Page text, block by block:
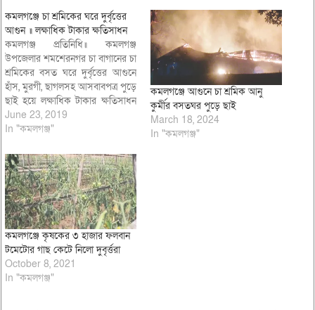
কমলগঞ্জে চা শ্রমিকের ঘরে দুর্বৃত্তের
আগুন ॥ লক্ষাধিক টাকার ক্ষতিসাধন
কমলগঞ্জ প্রতিনিধি॥ কমলগঞ্জ
উপজেলার শমশেরনগর চা বাগানের চা
শ্রমিকের বসত ঘরে দুর্বৃত্তের আগুনে
হাঁস, মুরগী, ছাগলসহ আসবাবপত্র পুড়ে
ছাই হয়ে লক্ষাধিক টাকার ক্ষতিসাধন
হয়েছে। শমশেরনগর চা বাগানের
লোকমান মিয়ার বসত ঘরে শনিবার
লোকমান মিয়া অভিযোগ করে বলেন,
মাটির দেওয়াল টিন শেডের ঘরে
তার…
June 23, 2019
In "কমলগঞ্জ"
কমলগঞ্জে আগুনে চা শ্রমিক আনু
কুর্মীর বসতঘর পুড়ে ছাই
March 18, 2024
In "কমলগঞ্জ"
কমলগঞ্জে কৃষকের ৩ হাজার ফলবান
টমেটোর গাছ কেটে নিলো দুবৃর্ত্তরা
October 8, 2021
In "কমলগঞ্জ"